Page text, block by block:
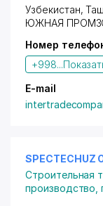
Узбекистан,
ЮЖНАЯ
Номер
+998...
E-mail
SPECTECHUZ
Строительная
производство,